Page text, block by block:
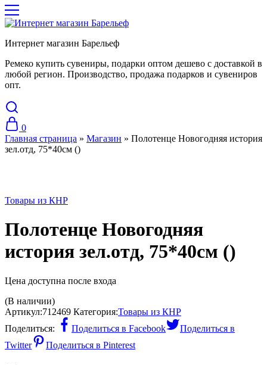
Интернет магазин Барельеф
Ремеко купить сувениры, подарки оптом дешево с доставкой в
любой регион. Производство, продажа подарков и сувениров
опт.
0
Главная страница » Магазин » Полотенце Новогодняя история
зел.отд, 75*40см ()
Товары из КНР
Полотенце Новогодняя
история зел.отд, 75*40см ()
Цена доступна после входа
(В наличии)
Артикул:712469 Категория:Товары из КНР
Поделиться:
Поделиться в Facebook
Поделиться в
Twitter
Поделиться в Pinterest